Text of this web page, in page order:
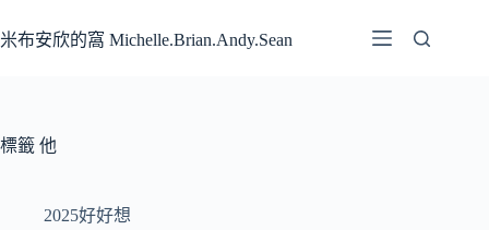
至
容
米布安欣的窩 Michelle.Brian.Andy.Sean
標籤 他
2025好好想